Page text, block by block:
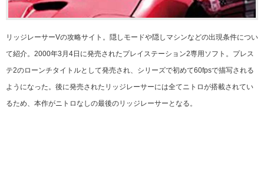
リッジレーサーVの攻略サイト。隠しモードや隠しマシンなどの出現条件につい
て紹介。2000年3月4日に発売されたプレイステーション2専用ソフト。プレス
テ2のローンチタイトルとして発売され、シリーズで初めて60fpsで描写される
ようになった。後に発売されたリッジレーサーには全てニトロが搭載されてい
るため、本作がニトロなしの最後のリッジレーサーとなる。